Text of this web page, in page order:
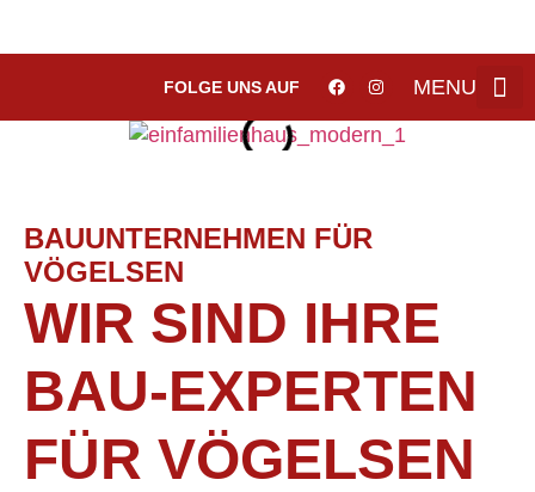
FOLGE UNS AUF MENU
BAUUNTERNEHMEN FÜR
VÖGELSEN
WIR SIND IHRE
BAU-EXPERTEN
FÜR VÖGELSEN